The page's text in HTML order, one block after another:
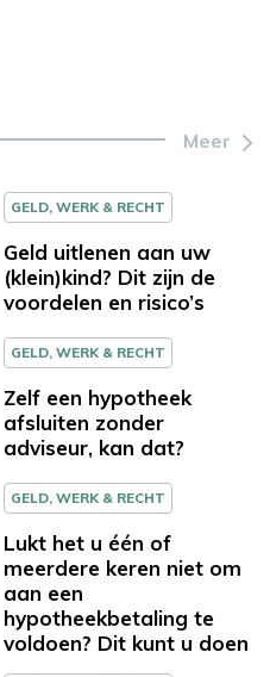
Meer
GELD, WERK & RECHT
Geld uitlenen aan uw
(klein)kind? Dit zijn de
voordelen en risico’s
GELD, WERK & RECHT
Zelf een hypotheek
afsluiten zonder
adviseur, kan dat?
GELD, WERK & RECHT
Lukt het u één of
meerdere keren niet om
aan een
hypotheekbetaling te
voldoen? Dit kunt u doen